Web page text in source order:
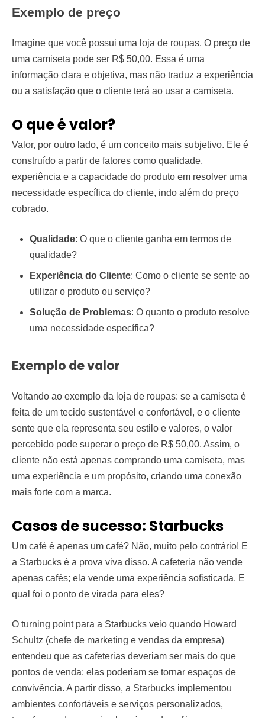
Exemplo de preço
Imagine que você possui uma loja de roupas. O preço de
uma camiseta pode ser R$ 50,00. Essa é uma
informação clara e objetiva, mas não traduz a experiência
ou a satisfação que o cliente terá ao usar a camiseta.
O que é valor?
Valor, por outro lado, é um conceito mais subjetivo. Ele é
construído a partir de fatores como qualidade,
experiência e a capacidade do produto em resolver uma
necessidade específica do cliente, indo além do preço
cobrado.
Qualidade: O que o cliente ganha em termos de
qualidade?
Experiência do Cliente: Como o cliente se sente ao
utilizar o produto ou serviço?
Solução de Problemas: O quanto o produto resolve
uma necessidade específica?
Exemplo de valor
Voltando ao exemplo da loja de roupas: se a camiseta é
feita de um tecido sustentável e confortável, e o cliente
sente que ela representa seu estilo e valores, o valor
percebido pode superar o preço de R$ 50,00. Assim, o
cliente não está apenas comprando uma camiseta, mas
uma experiência e um propósito, criando uma conexão
mais forte com a marca.
Casos de sucesso: Starbucks
Um café é apenas um café? Não, muito pelo contrário! E
a Starbucks é a prova viva disso. A cafeteria não vende
apenas cafés; ela vende uma experiência sofisticada. E
qual foi o ponto de virada para eles?
O turning point para a Starbucks veio quando Howard
Schultz (chefe de marketing e vendas da empresa)
entendeu que as cafeterias deveriam ser mais do que
pontos de venda: elas poderiam se tornar espaços de
convivência. A partir disso, a Starbucks implementou
ambientes confortáveis e serviços personalizados,